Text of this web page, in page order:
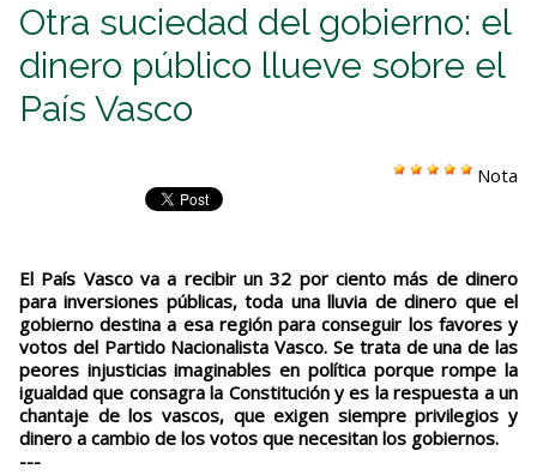
Otra suciedad del gobierno: el
dinero público llueve sobre el
País Vasco
Nota
El País Vasco va a recibir un 32 por ciento más de dinero
para inversiones públicas, toda una lluvia de dinero que el
gobierno destina a esa región para conseguir los favores y
votos del Partido Nacionalista Vasco. Se trata de una de las
peores injusticias imaginables en política porque rompe la
igualdad que consagra la Constitución y es la respuesta a un
chantaje de los vascos, que exigen siempre privilegios y
dinero a cambio de los votos que necesitan los gobiernos.
---